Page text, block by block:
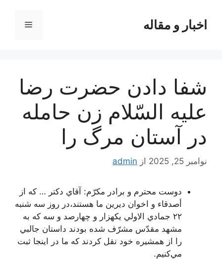
محتوااخبار و مقاله فهرست
شفا دادن حضرت رضا
عليه السّلام زن حامله
در آستان مرگ را
نوامبر 25, 2025 از admin
دوست محترم و برادر مكرّم: آقاي دكتر … كه از
أصدقاء و اخوان ديرين ما هستند،در روز سه شنبه
٢٢ جمادي الاولي يكهزار و چهارصد و سه كه به
مشهد مقدّس مشرّف شده بودند داستان جالبي
را از همشيره خود نقل كردند كه ما در اينجا ثبت
مي‌كنيم.